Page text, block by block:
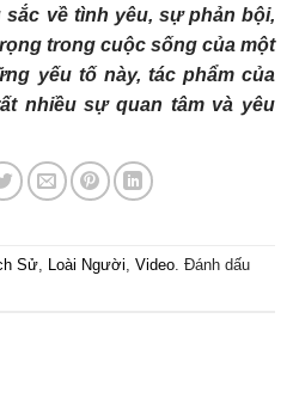
về tình yêu, sự phản bội,
trong cuộc sống của một
yếu tố này, tác phẩm của
nhiều sự quan tâm và yêu
Sử, Loài Người, Video. Đánh dấu